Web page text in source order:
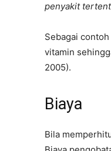
penyakit
Sebagai
vitamin
2005).
Biaya
Bila